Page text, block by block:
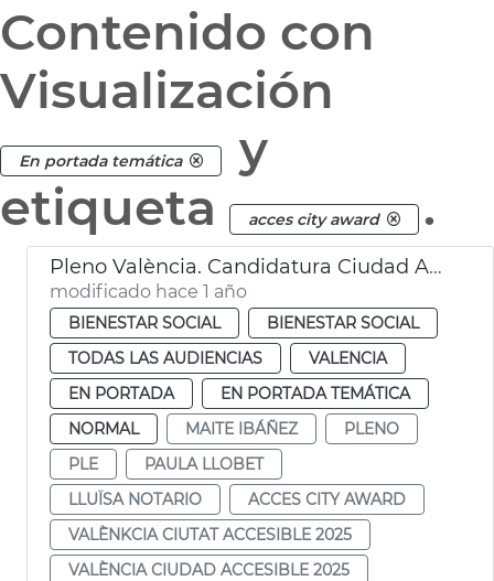
Contenido con
Visualización
En portada temática
y
etiqueta
acces city award .
Pleno València. Candidatura Ciudad Accesible 2025
modificado hace 1 año
BIENESTAR SOCIAL
BIENESTAR SOCIAL
TODAS LAS AUDIENCIAS
VALENCIA
EN PORTADA
EN PORTADA TEMÁTICA
NORMAL
MAITE IBÁÑEZ
PLENO
PLE
PAULA LLOBET
LLUÏSA NOTARIO
ACCES CITY AWARD
VALÈNKCIA CIUTAT ACCESIBLE 2025
VALÈNCIA CIUDAD ACCESIBLE 2025